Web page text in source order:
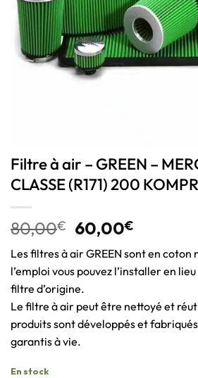
Filtre à air – GREEN –
CLASSE (R171) 200
80,00€ 60,00€
Les filtres à air GREEN sont en coton
l’emploi vous pouvez l’installer en
filtre d’origine.
Le filtre à air peut être nettoyé et
produits sont développés et
garantis à vie.
En stock